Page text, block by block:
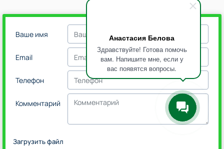
Анастасия Белова
Здравствуйте! Готова помочь
вам. Напишите мне, если у
вас появятся вопросы.
Ваше имя
Email
Телефон
Комментарий
Загрузить файл